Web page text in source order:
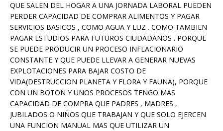
QUE SALEN DEL HOGAR A UNA JORNADA LABORAL PUEDEN
PERDER CAPACIDAD DE COMPRAR ALIMENTOS Y PAGAR
SERVICIOS BASICOS , COMO AGUA Y LUZ . COMO TAMBIEN
PAGAR ESTUDIOS PARA FUTUROS CIUDADANOS . PORQUE
SE PUEDE PRODUCIR UN PROCESO INFLACIONARIO
CONSTANTE Y QUE PUEDE LLEVAR A GENERAR NUEVAS
EXPLOTACIONES PARA BAJAR COSTO DE
VIDA(DESTRUCCION PLANETA Y FLORA Y FAUNA), PORQUE
CON UN BOTON Y UNOS PROCESOS TENGO MAS
CAPACIDAD DE COMPRA QUE PADRES , MADRES ,
JUBILADOS O NIÑOS QUE TRABAJAN Y QUE SOLO EJERCEN
UNA FUNCION MANUAL MAS QUE UTILIZAR UN